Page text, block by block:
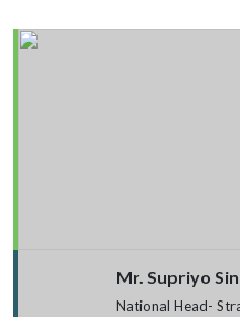
Mr. Supriyo
National Head-